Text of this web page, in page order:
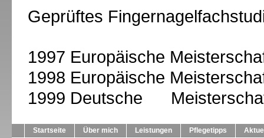
Geprüftes
1997 Europäische
1998 Europäische
1999 Deutsche
Startseite Über mich Leistungen Pflegetipps